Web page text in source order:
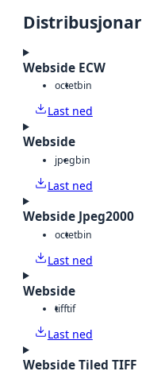
Distribusjonar
Webside ECW
octetbin
Last ned
Webside
jpegbin
Last ned
Webside Jpeg2000
octetbin
Last ned
Webside
tifftif
Last ned
Webside Tiled TIFF